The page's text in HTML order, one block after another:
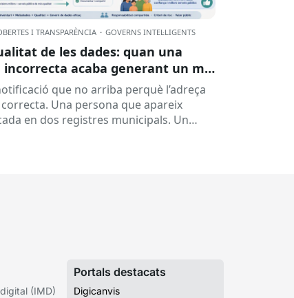
I TRANSPARÈNCIA · GOVERNS INTEL·LIGENTS
de les dades: quan una
incorrecta acaba generant un mal
que no arriba perquè l’adreça
Una persona que apareix
en dos registres municipals. Un
(IMD)
Portals destacats
Digicanvis